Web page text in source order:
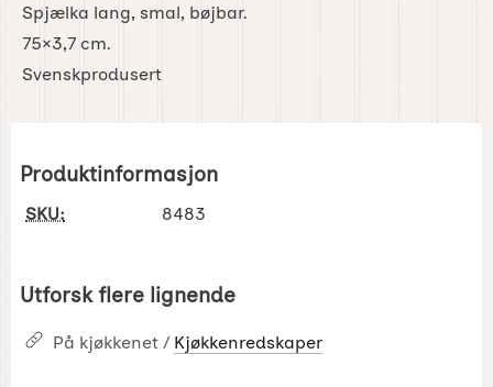
Spjælka lang, smal, bøjbar.
75×3,7 cm.
Svenskprodusert
Produktinformasjon
SKU: 8483
Utforsk flere lignende
På kjøkkenet / Kjøkkenredskaper